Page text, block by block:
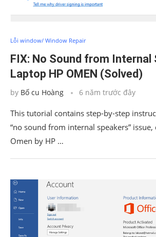
Lỗi window/ Window Repair
FIX: No Sound from Internal
Laptop HP OMEN (Solved)
by Bố cu Hoàng 6 năm trước đây
This tutorial contains step-by-step
“no sound from internal speakers”
Omen by HP …